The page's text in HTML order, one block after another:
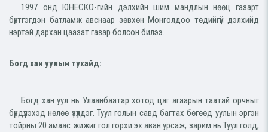
1997 онд ЮНЕСКО-гийн дэлхийн шим мандлын нөөц газарт
бүртгэгдэн батламж авснаар зөвхөн Монголдоо төдийгүй дэлхийд
нэртэй дархан цаазат газар болсон билээ.
Богд хан уулын тухайд:
Богд хан уул нь Улаанбаатар хотод цаг агаарын таатай орчныг
бүрдүүлэхэд нөлөө үзүүлдэг. Туул голын савд багтах бөгөөд уулын эргэн
тойрны 20 амаас жижиг гол горхи эх аван урсаж, зарим нь Туул голд,